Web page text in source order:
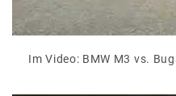
Im Video: BMW M3 vs.